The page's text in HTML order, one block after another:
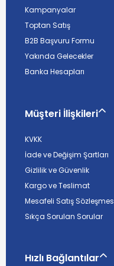
Kampanyalar
Toptan Satış
B2B Başvuru Formu
Yakında Gelecekler
Banka Hesapları
Müşteri İlişkileri
KVKK
İade ve Değişim Şartları
Gizlilik ve Güvenlik
Kargo ve Teslimat
Mesafeli Satış
Sıkça Sorulan Sorular
Hızlı Bağlantılar